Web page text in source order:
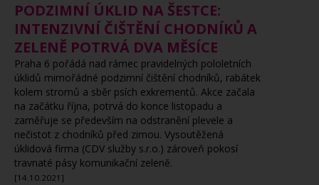
PODZIMNÍ ÚKLID NA ŠESTCE:
INTENZIVNÍ ČIŠTĚNÍ CHODNÍKŮ A
ZELENĚ POTRVÁ DVA MĚSÍCE
Praha 6 pořádá nad rámec pravidelných pololetních
úklidů mimořádné podzimní čištění chodníků, rabátek
kolem stromů a sběr psích exkrementů. Akce začala
na začátku října, potrvá do konce listopadu a
zaměřuje se především na odstranění plevele a
nečistot z chodníků před zimou. Vysoutěžená
úklidová firma (CDV služby s.r.o.) zároveň pokosí
travnaté pásy komunikační zeleně.
[14.10.2021]